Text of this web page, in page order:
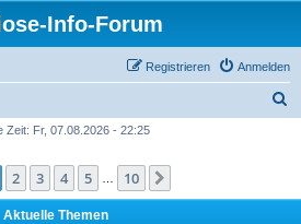
Info-Forum
Anmelden
Registrieren
e
Zeit: Fr, 07.08.2026 - 22:25
1von 10
2 3 4 5 10
Aktuelle Themen